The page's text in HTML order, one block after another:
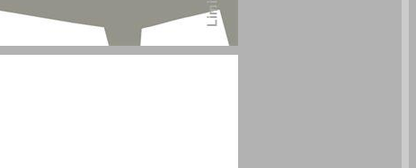
היה או לא היה?: כאשר צללים של פגיעה מינית בילדוּת עולים בטיפול ... 0